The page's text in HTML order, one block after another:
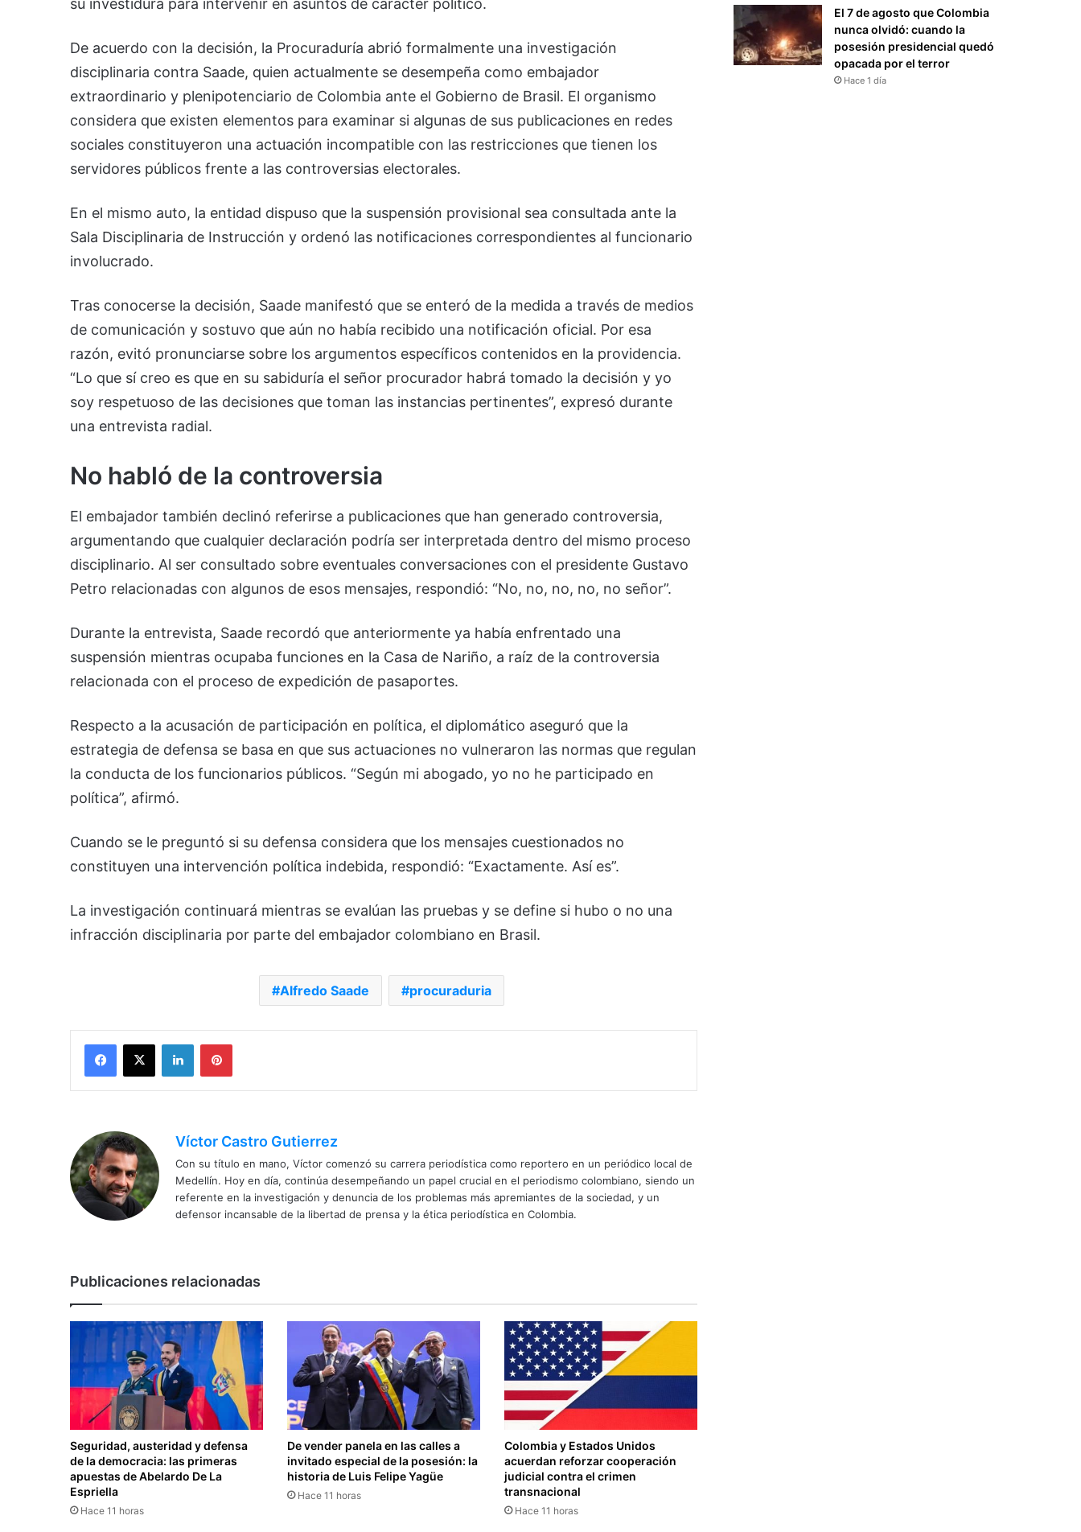
su investidura para intervenir en asuntos de carácter político.
De acuerdo con la decisión, la Procuraduría abrió formalmente una investigación
disciplinaria contra Saade, quien actualmente se desempeña como embajador
extraordinario y plenipotenciario de Colombia ante el Gobierno de Brasil. El organismo
considera que existen elementos para examinar si algunas de sus publicaciones en redes
sociales constituyeron una actuación incompatible con las restricciones que tienen los
servidores públicos frente a las controversias electorales.
En el mismo auto, la entidad dispuso que la suspensión provisional sea consultada ante la
Sala Disciplinaria de Instrucción y ordenó las notificaciones correspondientes al funcionario
involucrado.
Tras conocerse la decisión, Saade manifestó que se enteró de la medida a través de medios
de comunicación y sostuvo que aún no había recibido una notificación oficial. Por esa
razón, evitó pronunciarse sobre los argumentos específicos contenidos en la providencia.
“Lo que sí creo es que en su sabiduría el señor procurador habrá tomado la decisión y yo
soy respetuoso de las decisiones que toman las instancias pertinentes”, expresó durante
una entrevista radial.
No habló de la controversia
El embajador también declinó referirse a publicaciones que han generado controversia,
argumentando que cualquier declaración podría ser interpretada dentro del mismo proceso
disciplinario. Al ser consultado sobre eventuales conversaciones con el presidente Gustavo
Petro relacionadas con algunos de esos mensajes, respondió: “No, no, no, no, no señor”.
Durante la entrevista, Saade recordó que anteriormente ya había enfrentado una
suspensión mientras ocupaba funciones en la Casa de Nariño, a raíz de la controversia
relacionada con el proceso de expedición de pasaportes.
Respecto a la acusación de participación en política, el diplomático aseguró que la
estrategia de defensa se basa en que sus actuaciones no vulneraron las normas que regulan
la conducta de los funcionarios públicos. “Según mi abogado, yo no he participado en
política”, afirmó.
Cuando se le preguntó si su defensa considera que los mensajes cuestionados no
constituyen una intervención política indebida, respondió: “Exactamente. Así es”.
La investigación continuará mientras se evalúan las pruebas y se define si hubo o no una
infracción disciplinaria por parte del embajador colombiano en Brasil.
Alfredo Saade procuraduria
Facebook
X LinkedInPinterest
Víctor Castro Gutierrez
Con su título en mano, Víctor comenzó su carrera periodística como reportero en un periódico local de
Medellín. Hoy en día, continúa desempeñando un papel crucial en el periodismo colombiano, siendo un
referente en la investigación y denuncia de los problemas más apremiantes de la sociedad, y un
defensor incansable de la libertad de prensa y la ética periodística en Colombia.
Publicaciones relacionadas
Seguridad, austeridad y defensa
de la democracia: las primeras
apuestas de Abelardo De La
Espriella
Hace 11 horas
De vender panela en las calles a
invitado especial de la posesión: la
historia de Luis Felipe Yagüe
Hace 11 horas
Colombia y Estados Unidos
acuerdan reforzar cooperación
judicial contra el crimen
transnacional
Hace 11 horas
El 7 de agosto que Colombia
nunca olvidó: cuando la
posesión presidencial quedó
opacada por el terror
Hace 1 día